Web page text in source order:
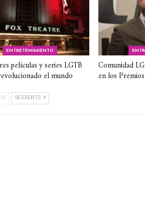
ENTRETENIMIENTO
películas y series LGTB
el mundo
Comunidad
en los
SIGUIENTE